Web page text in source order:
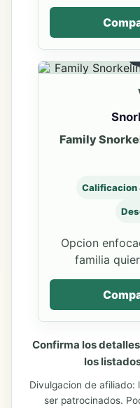
Family
Calificacion
Opcion
familia
Confirma los
los
Divulgacion de afiliado:
ser patrocinados.